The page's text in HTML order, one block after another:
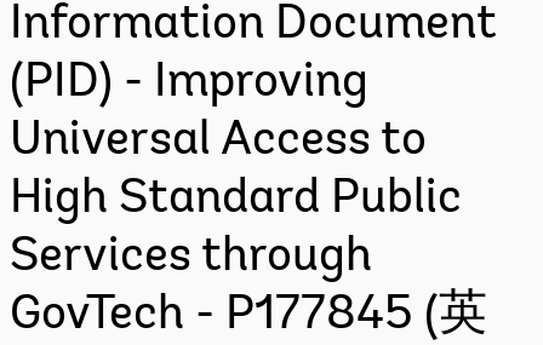
Information Document
(PID) - Improving
Universal Access to
High Standard Public
Services through
GovTech - P177845 (英